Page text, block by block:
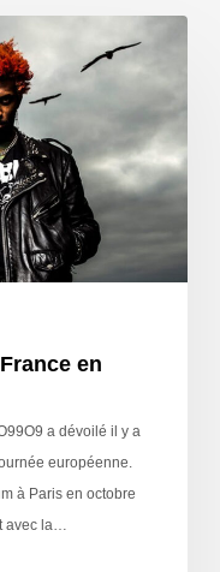
en
a dévoilé il y a
européenne.
à Paris en octobre
avec la…